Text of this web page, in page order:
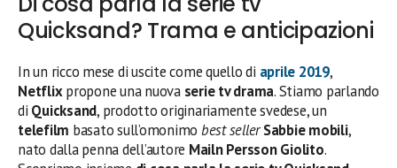
Quicksand? Trama e anticipazioni
In un ricco mese di uscite come quello di aprile 2019,
Netflixpropone una nuova serie tv drama. Stiamo parlando
di Quicksand, prodotto originariamente svedese, un
telefilm basato sull’omonimo best seller Sabbie mobili,
nato dalla penna dell’autore Mailn Persson Giolito.